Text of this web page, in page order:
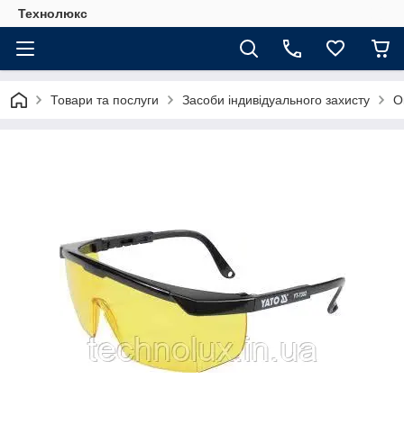
Технолюкс
Товари та послуги Засоби індивідуального захисту